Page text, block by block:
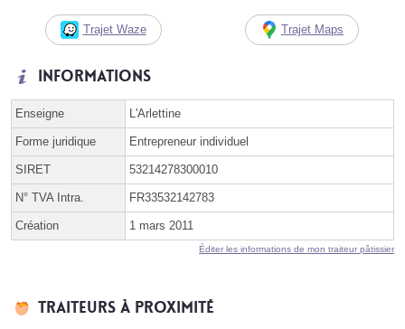
Trajet Waze Trajet Maps
Informations
Enseigne L'Arlettine
Forme juridique Entrepreneur individuel
SIRET 53214278300010
N° TVA Intra. FR33532142783
Création 1 mars 2011
Éditer les informations de mon traiteur pâtissier
Traiteurs à proximité